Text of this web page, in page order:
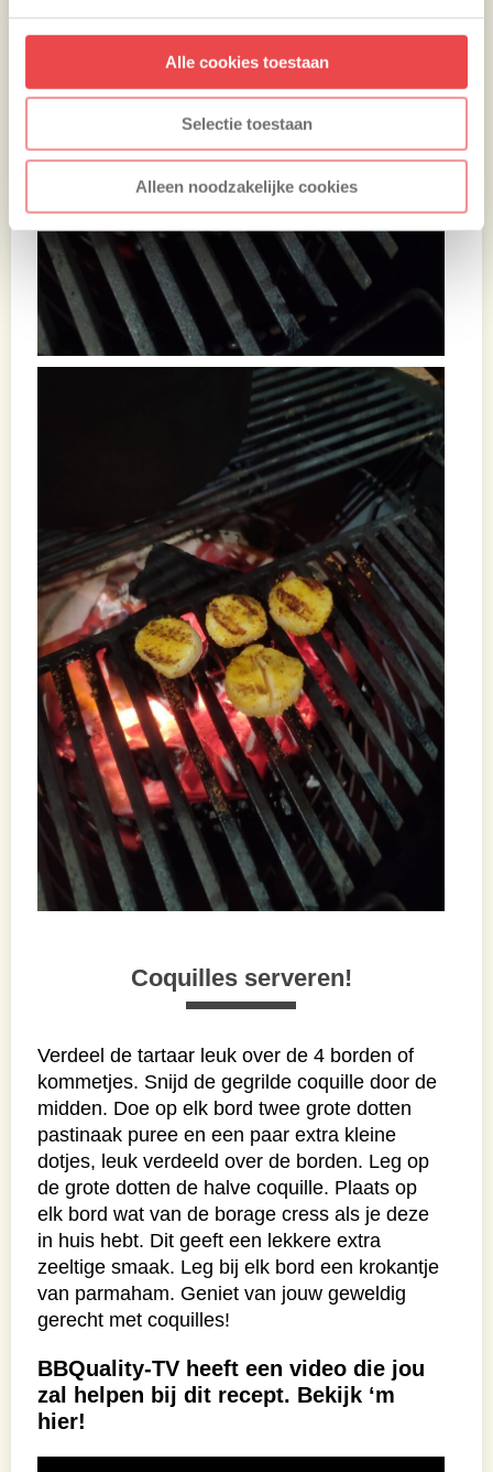
Alle cookies toestaan
Selectie toestaan
Alleen noodzakelijke cookies
Coquilles serveren!
Verdeel de tartaar leuk over de 4 borden of
kommetjes. Snijd de gegrilde coquille door de
midden. Doe op elk bord twee grote dotten
pastinaak puree en een paar extra kleine
dotjes, leuk verdeeld over de borden. Leg op
de grote dotten de halve coquille. Plaats op
elk bord wat van de borage cress als je deze
in huis hebt. Dit geeft een lekkere extra
zeeltige smaak. Leg bij elk bord een krokantje
van parmaham. Geniet van jouw geweldig
gerecht met coquilles!
BBQuality-TV heeft een video die jou
zal helpen bij dit recept. Bekijk ‘m
hier!